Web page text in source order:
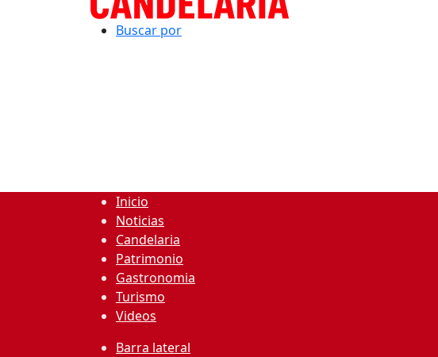
Buscar por
Inicio
Noticias
Candelaria
Patrimonio
Gastronomia
Turismo
Videos
Barra lateral